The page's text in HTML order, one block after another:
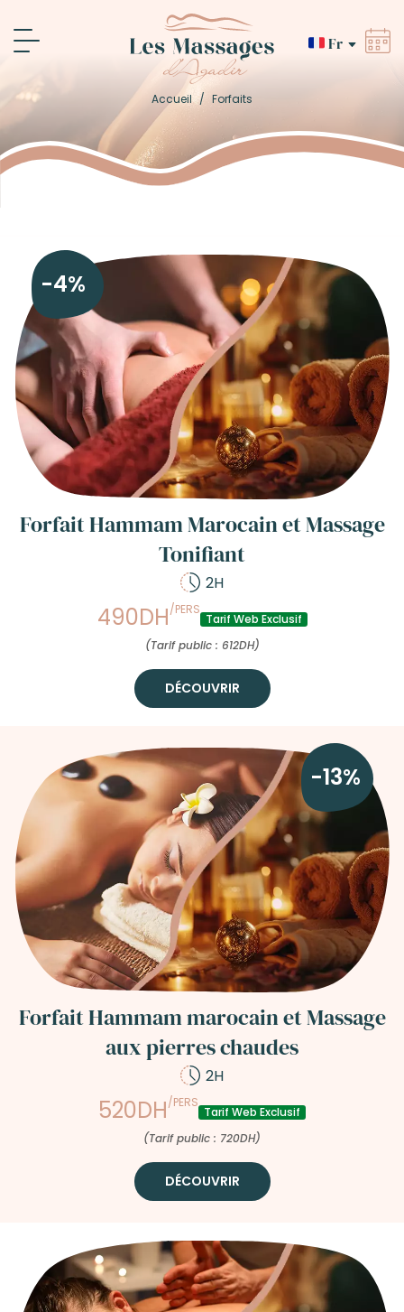
Fr
Accueil / Forfaits
-4%
Forfait Hammam Marocain et Massage
Tonifiant
2H
490DH/PERS
Tarif Web Exclusif
(Tarif public : 612DH)
DÉCOUVRIR
-13%
Forfait Hammam marocain et Massage
aux pierres chaudes
2H
520DH/PERS
Tarif Web Exclusif
(Tarif public : 720DH)
DÉCOUVRIR